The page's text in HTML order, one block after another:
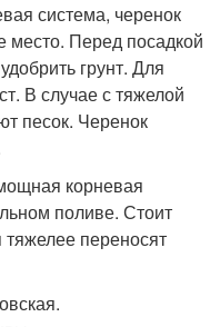
система, черенок
место. Перед посадкой
грунт. Для
В случае с тяжелой
песок. Черенок
корневая
поливе. Стоит
тяжелее переносят